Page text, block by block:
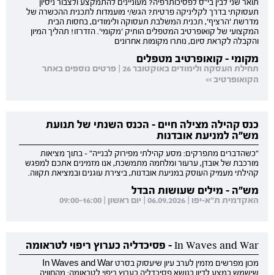
תואר שני לבין בי"ס לפסיכותרפיה? מעוניינים להתמקצע ולצבור ניסיון
תעסוקתי בדרך לקליניקה פרטית? הגש/י מועמדות לתכנית ההכשרה של
מדרשת 'הרציף', תכנית המשלבת תעסוקה ולימודים, בחסות הבית
המקצועי של קואופרטיב המטפלים הותיק 'מקומי'. הזדרזו! תהליך המיון
והקבלה לקראת סיום, נותרו מקומות אחרונים
מקומי - קואופרטיב מטפלים
תחילת העסקה ולימודים באוקטובר 26 | פרטים נוספים באתר
הקואופרטיב >>
כנס קהילה מצילה חיים - הכנס השנתי של תנועת
מש"ה למניעת אובדנות
"כשהדברים מתפרקים: מסע קהילתי מפירוק לבנייה" - בתוך מציאות
מורכבת של אובדן, ערעור ומלחמה מתמשכת, אנו מזמינים אתכם למפגש
קהילתי מעמיק העוסק במניעת אובדנות, ביצירת עוגנים ובמציאת תקווה.
מש"ה - מילים שעושות הבדל
האקדמית ת"א-יפו | 06.09.2026 | יום ראשון | 09:00-16:00
In Waves and War - פסיכדליה כערוץ ריפוי לטראומה
מכון מפרשים מזמין לערב עיון שיעסוק בסרט In Waves and War